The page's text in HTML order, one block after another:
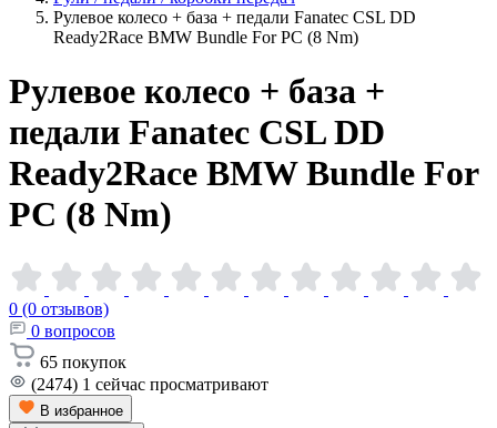
Рулевое колесо + база + педали Fanatec CSL DD
Ready2Race BMW Bundle For PC (8 Nm)
Рулевое колесо + база +
педали Fanatec CSL DD
Ready2Race BMW Bundle For
PC (8 Nm)
0 (0 отзывов)
0 вопросов
65 покупок
(2474) 1 сейчас просматривают
В избранное